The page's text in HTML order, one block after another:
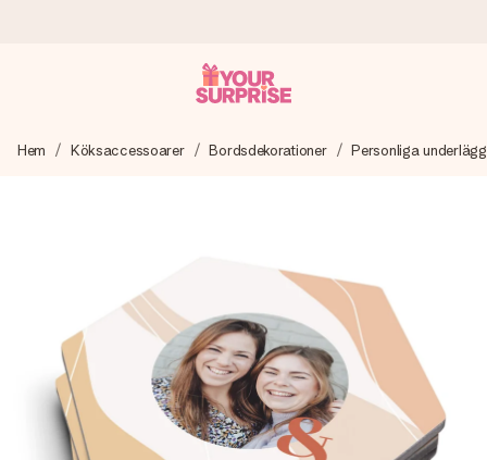
Vi skapar din gåva med omsorg och skickar den blixtsnabbt
4,6 (baserat på +15 000 recensioner)
Våra gåvor inspirerar. Kunder ger oss 4,6 på Google
Reviews.
Gratis hälsning
Hem Köksaccessoarer Bordsdekorationer Personliga underlägg